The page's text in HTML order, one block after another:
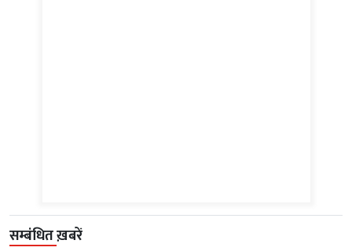
सम्बंधित ख़बरें